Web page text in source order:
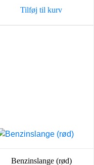
Tilføj til kurv
Benzinslange (rød)